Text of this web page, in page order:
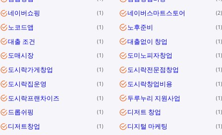
네이버쇼핑 1 네이버스마트스토어 2
노코드앱 1 노후준비 1
대출 조건 1 대출없이 창업 1
도매시장 1 도미노피자창업 1
도시락가게창업 1 도시락전문점창업 1
도시락집운영 1 도시락창업비용 1
도시락프랜차이즈 1 두루누리 지원사업 1
드롭쉬핑 1 디저트 창업 1
디저트창업 1 디지털 마케팅 1